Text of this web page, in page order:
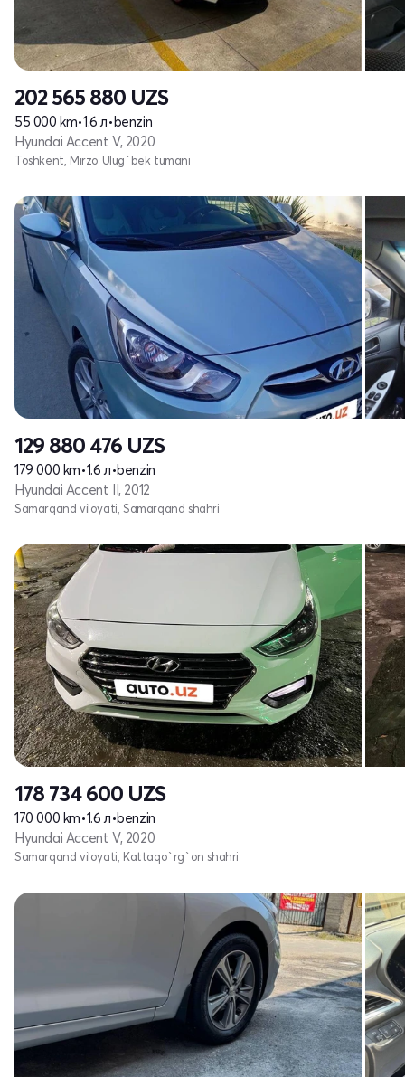
202 565 880 UZS
55 000 km•1.6 л•benzin
Hyundai Accent V, 2020
Toshkent, Mirzo Ulug`bek tumani
129 880 476 UZS
179 000 km•1.6 л•benzin
Hyundai Accent II, 2012
Samarqand viloyati, Samarqand shahri
178 734 600 UZS
170 000 km•1.6 л•benzin
Hyundai Accent V, 2020
Samarqand viloyati, Kattaqo`rg`on shahri